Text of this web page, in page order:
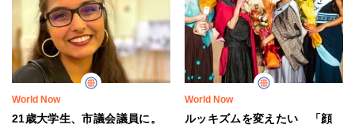
World Now
21歳大学生、市議会議員に。
World Now
ルッキズムを変えたい 「顔